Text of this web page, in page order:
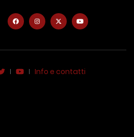
Info e contatti